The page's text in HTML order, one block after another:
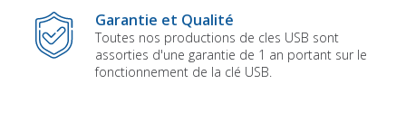
Garantie et Qualité
Toutes nos productions de cles USB sont
assorties d'une garantie de 1 an portant sur le
fonctionnement de la clé USB.